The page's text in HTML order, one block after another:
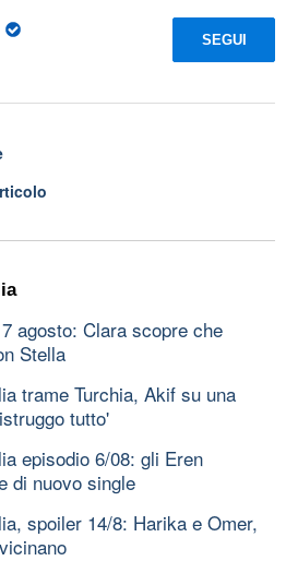
SEGUI
agosto: Clara scopre che
Stella
trame Turchia, Akif su una
tutto'
episodio 6/08: gli Eren
di nuovo single
spoiler 14/8: Harika e Omer,